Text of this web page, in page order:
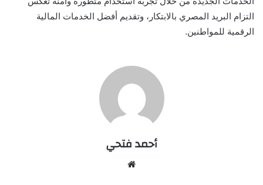
التزام البريد المصري بالابتكار، وتقديم أفضل الخدمات المالية
الرقمية للمواطنين.
أحمد فتحي